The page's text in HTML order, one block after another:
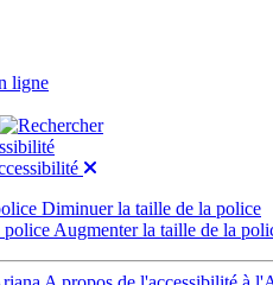
ligne
Diminuer la taille de la police
Augmenter la taille de la